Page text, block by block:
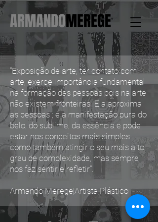
ARMANDOMEREGE
"Exposição de arte, ter contato com
arte, exerce importância fundamental
na formação das pessoas pois na arte
não existem fronteiras. Ela aproxima
as pessoas ; é a manifestação pura do
belo, do sublime, da essência e pode
estar nos conceitos mais simples
como também atingir o seu mais alto
grau de complexidade, mas sempre
nos faz sentir e refletir".
Armando Merege|Artista Plástico